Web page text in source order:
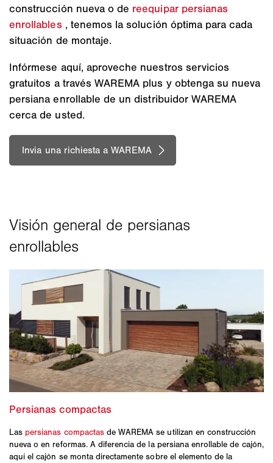
construcción nueva o de reequipar persianas
enrollables, tenemos la solución óptima para cada
situación de montaje.
Infórmese aquí, aproveche nuestros servicios
gratuitos a través WAREMA plus y obtenga su nueva
persiana enrollable de un distribuidor WAREMA
cerca de usted.
Las persianas compactasde WAREMA se utilizan en construcción
nueva o en reformas. A diferencia de la persiana enrollable de cajón,
aquí el cajón se monta directamente sobre el elemento de la